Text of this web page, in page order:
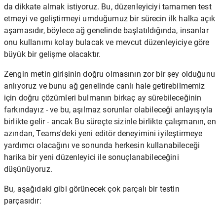
da dikkate almak istiyoruz. Bu, düzenleyiciyi tamamen test
etmeyi ve geliştirmeyi umduğumuz bir sürecin ilk halka açık
aşamasıdır, böylece ağ genelinde başlatıldığında, insanlar
onu kullanımı kolay bulacak ve mevcut düzenleyiciye göre
büyük bir gelişme olacaktır.
Zengin metin girişinin doğru olmasının zor bir şey olduğunu
anlıyoruz ve bunu ağ genelinde canlı hale getirebilmemiz
için doğru çözümleri bulmanın birkaç ay sürebileceğinin
farkındayız - ve bu, aşılmaz sorunlar olabileceği anlayışıyla
birlikte gelir - ancak Bu süreçte sizinle birlikte çalışmanın, en
azından, Teams'deki yeni editör deneyimini iyileştirmeye
yardımcı olacağını ve sonunda herkesin kullanabileceği
harika bir yeni düzenleyici ile sonuçlanabileceğini
düşünüyoruz.
Bu, aşağıdaki gibi görünecek çok parçalı bir testin
parçasıdır: